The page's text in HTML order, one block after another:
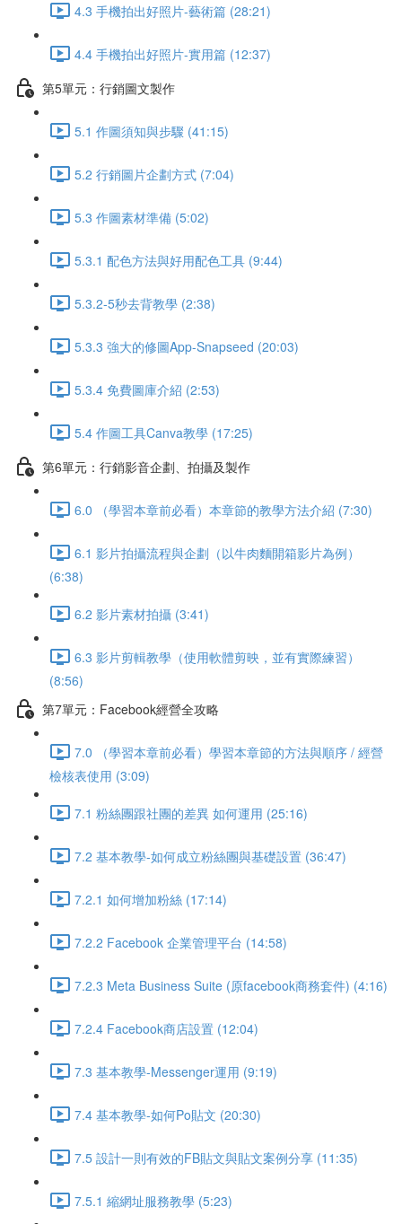
4.3 手機拍出好照片-藝術篇 (28:21)
4.4 手機拍出好照片-實用篇 (12:37)
第5單元：行銷圖文製作
5.1 作圖須知與步驟 (41:15)
5.2 行銷圖片企劃方式 (7:04)
5.3 作圖素材準備 (5:02)
5.3.1 配色方法與好用配色工具 (9:44)
5.3.2-5秒去背教學 (2:38)
5.3.3 強大的修圖App-Snapseed (20:03)
5.3.4 免費圖庫介紹 (2:53)
5.4 作圖工具Canva教學 (17:25)
第6單元：行銷影音企劃、拍攝及製作
6.0 （學習本章前必看）本章節的教學方法介紹 (7:30)
6.1 影片拍攝流程與企劃（以牛肉麵開箱影片為例）
(6:38)
6.2 影片素材拍攝 (3:41)
6.3 影片剪輯教學（使用軟體剪映，並有實際練習）
(8:56)
第7單元：Facebook經營全攻略
7.0 （學習本章前必看）學習本章節的方法與順序 / 經營
檢核表使用 (3:09)
7.1 粉絲團跟社團的差異 如何運用 (25:16)
7.2 基本教學-如何成立粉絲團與基礎設置 (36:47)
7.2.1 如何增加粉絲 (17:14)
7.2.2 Facebook 企業管理平台 (14:58)
7.2.3 Meta Business Suite (原facebook商務套件) (4:16)
7.2.4 Facebook商店設置 (12:04)
7.3 基本教學-Messenger運用 (9:19)
7.4 基本教學-如何Po貼文 (20:30)
7.5 設計一則有效的FB貼文與貼文案例分享 (11:35)
7.5.1 縮網址服務教學 (5:23)